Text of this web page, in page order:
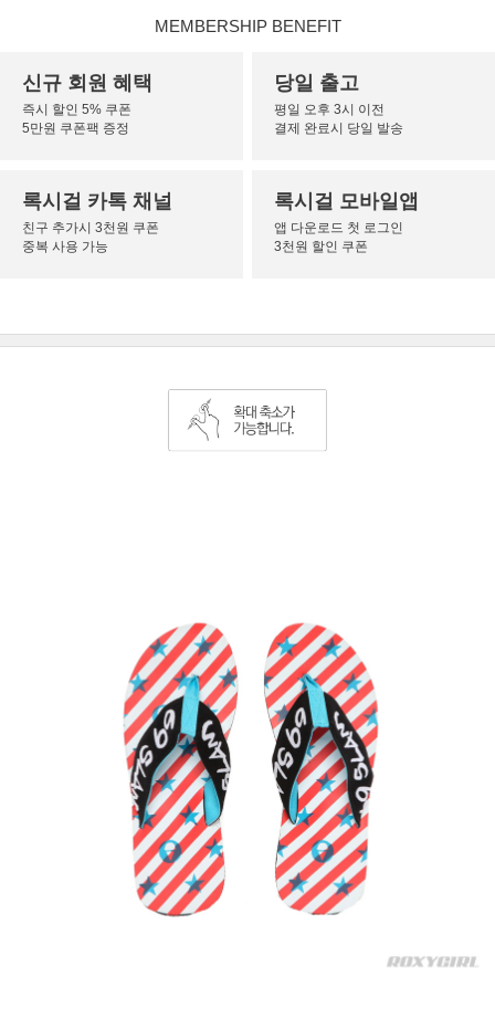
MEMBERSHIP BENEFIT
신규 회원 혜택
즉시 할인 5% 쿠폰
5만원 쿠폰팩 증정
당일 출고
평일 오후 3시 이전
결제 완료시 당일 발송
록시걸 카톡 채널
친구 추가시 3천원 쿠폰
중복 사용 가능
록시걸 모바일앱
앱 다운로드 첫 로그인
3천원 할인 쿠폰